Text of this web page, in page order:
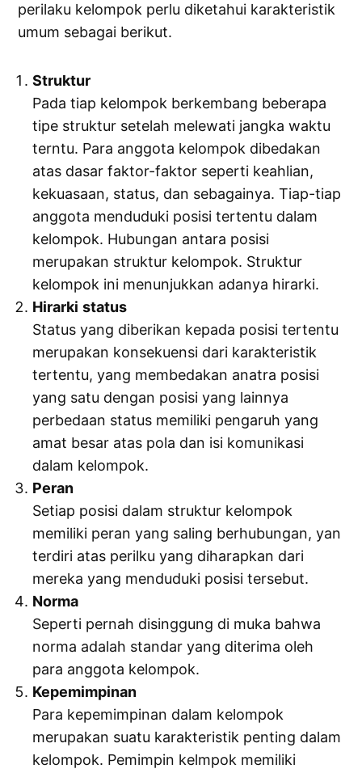
perilaku kelompok perlu diketahui karakteristik
umum sebagai berikut.
Struktur
Pada tiap kelompok berkembang beberapa
tipe struktur setelah melewati jangka waktu
terntu. Para anggota kelompok dibedakan
atas dasar faktor-faktor seperti keahlian,
kekuasaan, status, dan sebagainya. Tiap-tiap
anggota menduduki posisi tertentu dalam
kelompok. Hubungan antara posisi
merupakan struktur kelompok. Struktur
kelompok ini menunjukkan adanya hirarki.
Hirarki status
Status yang diberikan kepada posisi tertentu
merupakan konsekuensi dari karakteristik
tertentu, yang membedakan anatra posisi
yang satu dengan posisi yang lainnya
perbedaan status memiliki pengaruh yang
amat besar atas pola dan isi komunikasi
dalam kelompok.
Peran
Setiap posisi dalam struktur kelompok
memiliki peran yang saling berhubungan, yan
terdiri atas perilku yang diharapkan dari
mereka yang menduduki posisi tersebut.
Norma
Seperti pernah disinggung di muka bahwa
norma adalah standar yang diterima oleh
para anggota kelompok.
Kepemimpinan
Para kepemimpinan dalam kelompok
merupakan suatu karakteristik penting dalam
kelompok. Pemimpin kelmpok memiliki